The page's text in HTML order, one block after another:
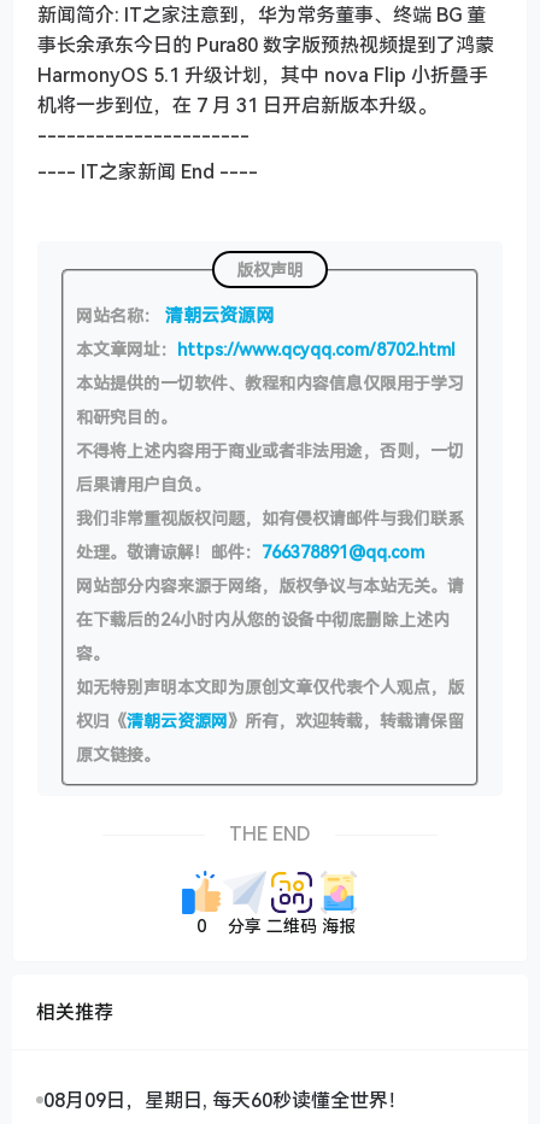
新闻简介: IT之家注意到，华为常务董事、终端 BG 董
事长余承东今日的 Pura80 数字版预热视频提到了鸿蒙
HarmonyOS 5.1 升级计划，其中 nova Flip 小折叠手
机将一步到位，在 7 月 31 日开启新版本升级。
----------------------
---- IT之家新闻 End ----
版权声明
网站名称： 清朝云资源网
本文章网址： https://www.qcyqq.com/8702.html
本站提供的一切软件、教程和内容信息仅限用于学习
和研究目的。
不得将上述内容用于商业或者非法用途，否则，一切
后果请用户自负。
我们非常重视版权问题，如有侵权请邮件与我们联系
处理。敬请谅解！邮件： 766378891@qq.com
网站部分内容来源于网络，版权争议与本站无关。请
在下载后的24小时内从您的设备中彻底删除上述内
容。
如无特别声明本文即为原创文章仅代表个人观点，版
权归《清朝云资源网》所有，欢迎转载，转载请保留
原文链接。
THE END
0 分享 二维码 海报
相关推荐
08月09日，星期日, 每天60秒读懂全世界！